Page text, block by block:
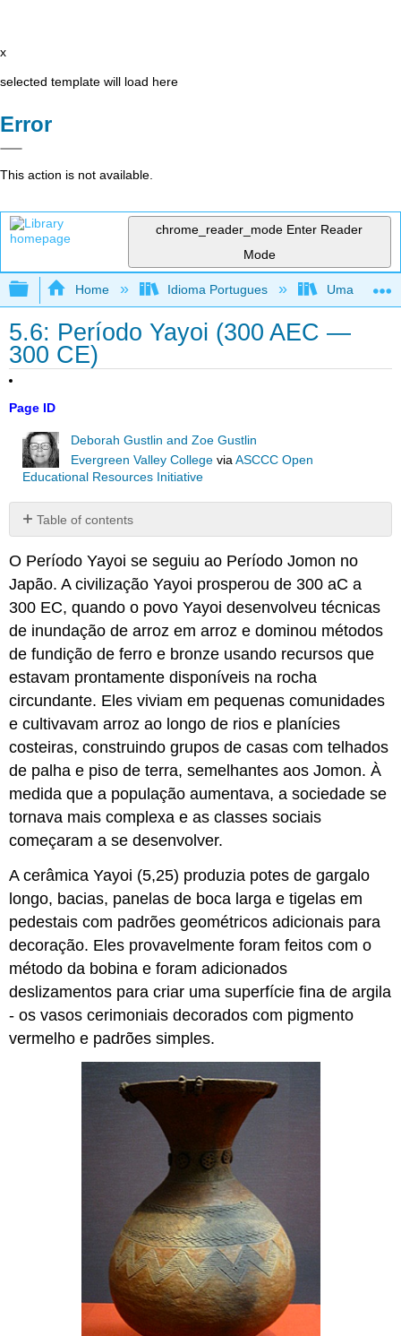
x
selected template will load here
Error
This action is not available.
chrome_reader_mode Enter Reader
Mode
Expand/collapse global hierarchy
Home Idioma Portugues Uma
5.6: Período Yayoi (300 AEC —
300 CE)
Page ID
Deborah Gustlin and Zoe Gustlin
Evergreen Valley College viaASCCC Open
Educational Resources Initiative
Table of contents
No
headers
O Período Yayoi se seguiu ao Período Jomon no
Japão. A civilização Yayoi prosperou de 300 aC a
300 EC, quando o povo Yayoi desenvolveu técnicas
de inundação de arroz em arroz e dominou métodos
de fundição de ferro e bronze usando recursos que
estavam prontamente disponíveis na rocha
circundante. Eles viviam em pequenas comunidades
e cultivavam arroz ao longo de rios e planícies
costeiras, construindo grupos de casas com telhados
de palha e piso de terra, semelhantes aos Jomon. À
medida que a população aumentava, a sociedade se
tornava mais complexa e as classes sociais
começaram a se desenvolver.
A cerâmica Yayoi (5,25) produzia potes de gargalo
longo, bacias, panelas de boca larga e tigelas em
pedestais com padrões geométricos adicionais para
decoração. Eles provavelmente foram feitos com o
método da bobina e foram adicionados
deslizamentos para criar uma superfície fina de argila
- os vasos cerimoniais decorados com pigmento
vermelho e padrões simples.